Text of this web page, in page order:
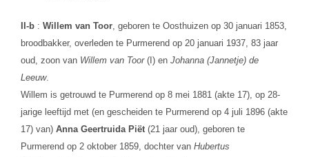
II-b : Willem van Toor, geboren te Oosthuizen op 30 januari 1853,
broodbakker, overleden te Purmerend op 20 januari 1937, 83 jaar
oud, zoon van Willem van Toor(I) en Johanna (Jannetje) de
Leeuw.
Willem is getrouwd te Purmerend op 8 mei 1881 (akte 17), op 28-
jarige leeftijd met (en gescheiden te Purmerend op 4 juli 1896 (akte
17) van) Anna Geertruida Piët(21 jaar oud), geboren te
Purmerend op 2 oktober 1859, dochter van Hubertus